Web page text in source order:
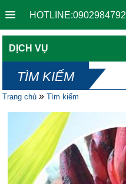
HOTLINE:0902984792
DỊCH VỤ
TÌM KIẾM
Trang chủ » Tìm kiếm